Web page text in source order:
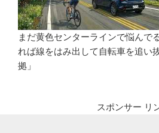
まだ黄色センターラインで悩んで
れば線をはみ出して自転車を追い
拠」
スポンサー リ